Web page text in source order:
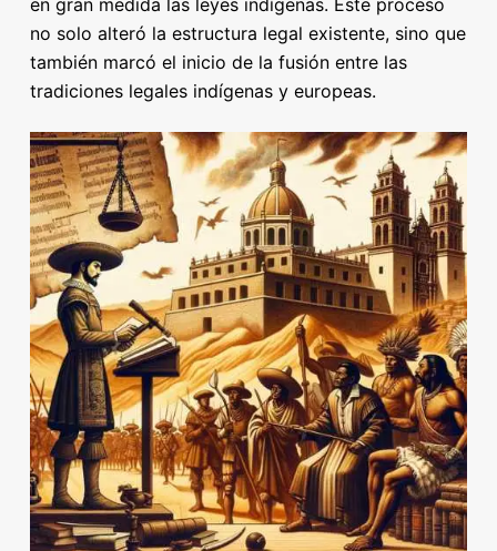
en gran medida las leyes indígenas. Este proceso
no solo alteró la estructura legal existente, sino que
también marcó el inicio de la fusión entre las
tradiciones legales indígenas y europeas.